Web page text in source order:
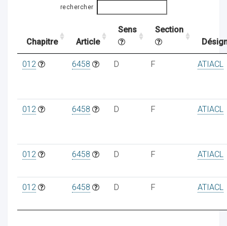
rechercher
Chapitre Article
Sens
Section
012 6458 D F ATIACL
012 6458 D F ATIACL
012 6458 D F ATIACL
012 6458 D F ATIACL